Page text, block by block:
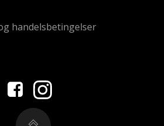
handelsbetingelser